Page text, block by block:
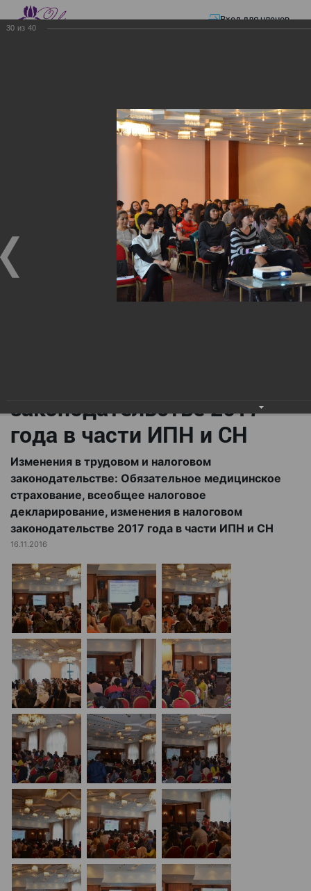
Вход для членов
Презентации—Изменения в трудовом и налоговом
законодательстве: Обязательное медицинское страхование, всеобщее
налоговое декларирование, изменения в налоговом законодательстве
Изменения в трудовом и
налоговом
законодательстве:
Обязательное
медицинское страхование,
законодательстве 2017
года в части ИПН и СН
Изменения в трудовом и налоговом
законодательстве: Обязательное медицинское
страхование, всеобщее налоговое
декларирование, изменения в налоговом
законодательстве 2017 года в части ИПН и СН
16.11.2016
30 из 40